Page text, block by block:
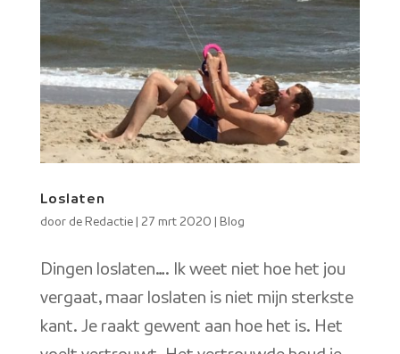
Loslaten
door de Redactie| 27 mrt 2020 Blog
Dingen loslaten…. Ik weet niet hoe het jou
vergaat, maar loslaten is niet mijn sterkste
kant. Je raakt gewent aan hoe het is. Het